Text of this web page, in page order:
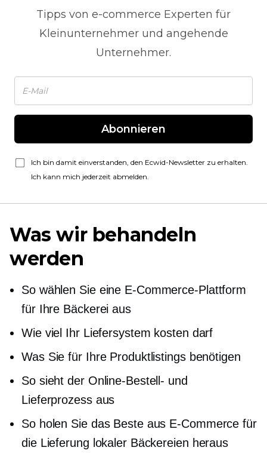
Tipps von e-commerce Experten für
Kleinunternehmer und angehende
Unternehmer.
Abonnieren
Ich bin damit einverstanden, den Ecwid-Newsletter zu erhalten.
Ich kann mich jederzeit abmelden.
Was wir behandeln
werden
So wählen Sie eine E-Commerce-Plattform
für Ihre Bäckerei aus
Wie viel Ihr Liefersystem kosten darf
Was Sie für Ihre Produktlistings benötigen
So sieht der Online-Bestell- und
Lieferprozess aus
So holen Sie das Beste aus E-Commerce für
die Lieferung lokaler Bäckereien heraus